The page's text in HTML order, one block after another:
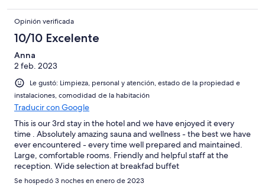
Opinión verificada
10/10 Excelente
Anna
2 feb. 2023
Le gustó: Limpieza, personal y atención, estado de la propiedad e
instalaciones, comodidad de la habitación
Traducir con Google
This is our 3rd stay in the hotel and we have enjoyed it every
time . Absolutely amazing sauna and wellness - the best we have
ever encountered - every time well prepared and maintained.
Large, comfortable rooms. Friendly and helpful staff at the
reception. Wide selection at breakfad buffet
Se hospedó 3 noches en enero de 2023